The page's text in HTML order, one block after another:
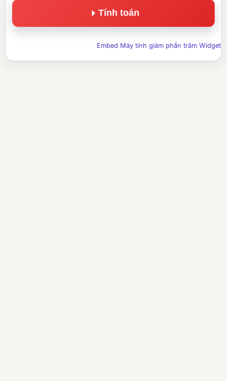
Tính toán
Embed Máy tính giảm phần trăm Widget